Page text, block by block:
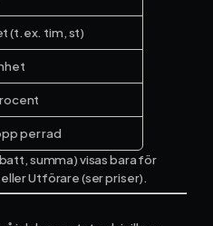
(t.ex. tim, st)
per rad
summa) visas bara för
Utförare (ser priser).